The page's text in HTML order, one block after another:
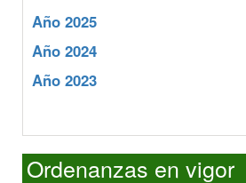
Año 2025
Año 2024
Año 2023
Ordenanzas en vigor